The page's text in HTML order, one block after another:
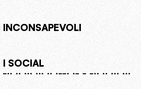
I SOCIAL